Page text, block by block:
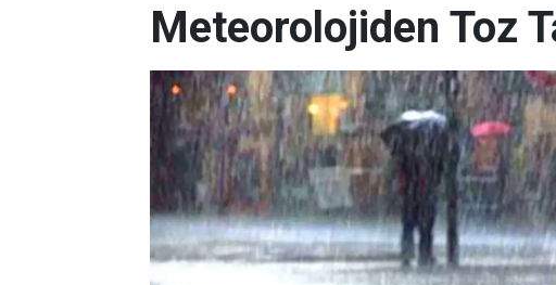
Meteorolojiden Toz